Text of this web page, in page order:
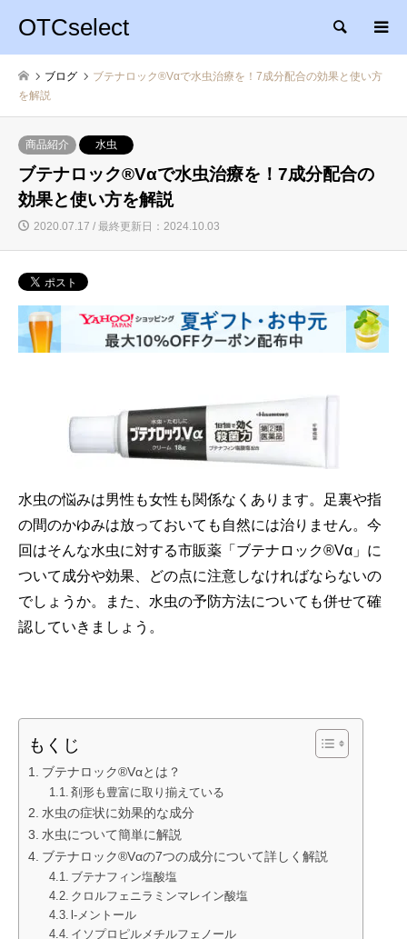
OTCselect 検索
ブログ
ブテナロック®Vαで水虫治療を！7成分配合の効果と使い方
を解説
商品紹介 水虫
ブテナロック®Vαで水虫治療を！7成分配合の
効果と使い方を解説
2020.07.17 / 最終更新日：2024.10.03
水虫の悩みは男性も女性も関係なくあります。足裏や指
の間のかゆみは放っておいても自然には治りません。今
回はそんな水虫に対する市販薬「ブテナロック®Vα」に
ついて成分や効果、どの点に注意しなければならないの
でしょうか。また、水虫の予防方法についても併せて確
認していきましょう。
もくじ
ブテナロック®Vαとは？
剤形も豊富に取り揃えている
水虫の症状に効果的な成分
水虫について簡単に解説
ブテナロック®Vαの7つの成分について詳しく解説
ブテナフィン塩酸塩
クロルフェニラミンマレイン酸塩
l-メントール
イソプロピルメチルフェノール